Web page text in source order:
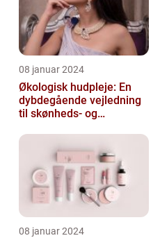
08 januar 2024
Økologisk hudpleje: En
dybdegående vejledning
til skønheds- og
08 januar 2024